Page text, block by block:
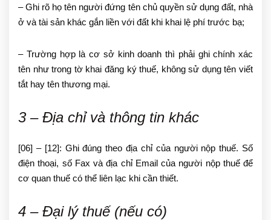
– Ghi rõ họ tên người đứng tên chủ quyền sử dụng đất, nhà
ở và tài sản khác gắn liền với đất khi khai lệ phí trước bạ;
– Trường hợp là cơ sở kinh doanh thì phải ghi chính xác
tên như trong tờ khai đăng ký thuế, không sử dụng tên viết
tắt hay tên thương mại.
3 – Địa chỉ và thông tin khác
[06] – [12]: Ghi đúng theo địa chỉ của người nộp thuế. Số
điện thoại, số Fax và địa chỉ Email của người nộp thuế để
cơ quan thuế có thể liên lạc khi cần thiết.
4 – Đại lý thuế (nếu có)